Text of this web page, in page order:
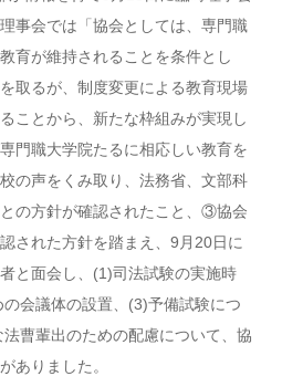
事会では「協会としては、専門職
育が維持されることを条件とし
取るが、制度変更による教育現場
ことから、新たな枠組みが実現し
門職大学院たるに相応しい教育を
の声をくみ取り、法務省、文部科
の方針が確認されたこと、③協会
された方針を踏まえ、9月20日に
と面会し、(1)司法試験の実施時
会議体の設置、(3)予備試験につ
曹輩出のための配慮について、協
ありました。